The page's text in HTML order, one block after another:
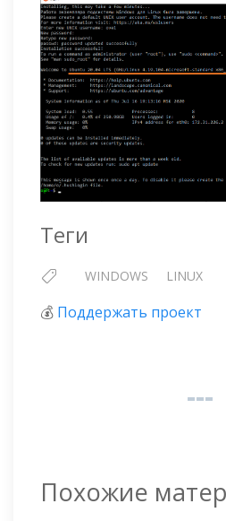
Теги
WINDOWS LINUX
💰 Поддержать проект
Похожие